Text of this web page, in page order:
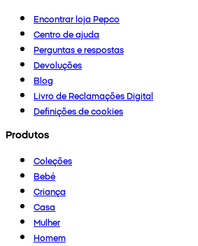
Encontrar loja Pepco
Centro de ajuda
Perguntas e respostas
Devoluções
Blog
Livro de Reclamações Digital
Definições de cookies
Produtos
Coleções
Bebé
Criança
Casa
Mulher
Homem